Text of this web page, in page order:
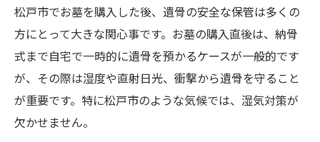
お墓の年間管理費と負担軽減の具体策
維持費節約のためのお墓管理ポイント紹介
自分に合うお墓管理プラン選びの注意点
家族で話し合う管理費分担の実践例
無縁墓化を防ぐために今すべき対策
松戸市でお墓を購入した後、遺骨の安全な保管は多くの
方にとって大きな関心事です。お墓の購入直後は、納骨
式まで自宅で一時的に遺骨を預かるケースが一般的です
が、その際は湿度や直射日光、衝撃から遺骨を守ること
が重要です。特に松戸市のような気候では、湿気対策が
欠かせません。